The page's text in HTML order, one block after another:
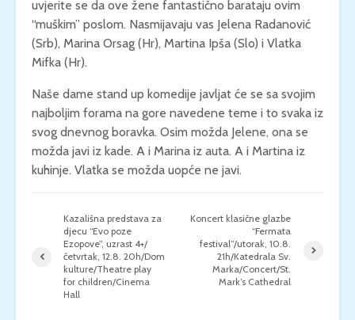
uvjerite se da ove žene fantastično barataju ovim
“muškim” poslom. Nasmijavaju vas Jelena Radanović
(Srb), Marina Orsag (Hr), Martina Ipša (Slo) i Vlatka
Mifka (Hr).
Naše dame stand up komedije javljat će se sa svojim
najboljim forama na gore navedene teme i to svaka iz
svog dnevnog boravka. Osim možda Jelene, ona se
možda javi iz kade. A i Marina iz auta. A i Martina iz
kuhinje. Vlatka se možda uopće ne javi.
Kazališna predstava za
djecu “Evo poze
Ezopove”, uzrast 4+/
četvrtak, 12.8. 20h/Dom
kulture/Theatre play
for children/Cinema
Hall
Koncert klasične glazbe
“Fermata
festival”/utorak, 10.8.
21h/Katedrala Sv.
Marka/Concert/St.
Mark’s Cathedral